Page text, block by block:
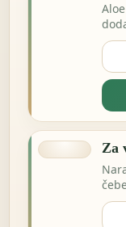
Za
in